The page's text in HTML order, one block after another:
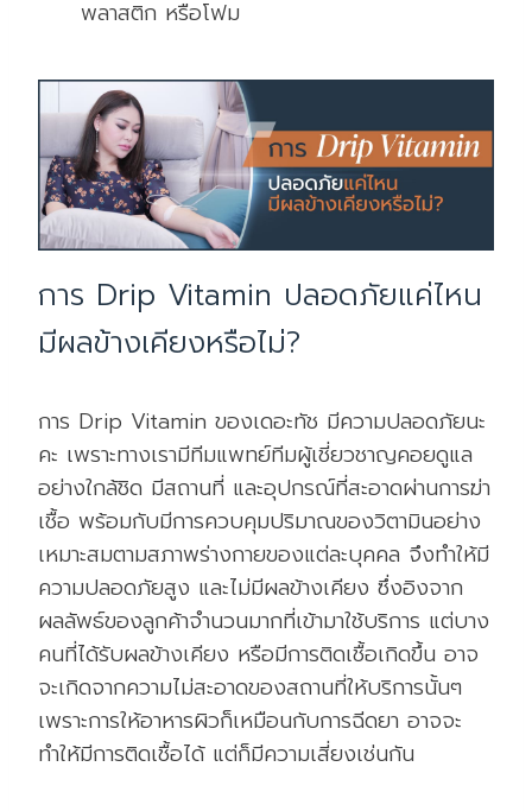
พลาสติก หรือโฟม
การ Drip Vitamin ปลอดภัยแค่ไหน
มีผลข้างเคียงหรือไม่?
การ Drip Vitamin ของเดอะทัช มีความปลอดภัยนะ
คะ เพราะทางเรามีทีมแพทย์ทีมผู้เชี่ยวชาญคอยดูแล
อย่างใกล้ชิด มีสถานที่ และอุปกรณ์ที่สะอาดผ่านการฆ่า
เชื้อ พร้อมกับมีการควบคุมปริมาณของวิตามินอย่าง
เหมาะสมตามสภาพร่างกายของแต่ละบุคคล จึงทำให้มี
ความปลอดภัยสูง และไม่มีผลข้างเคียง ซึ่งอิงจาก
ผลลัพธ์ของลูกค้าจำนวนมากที่เข้ามาใช้บริการ แต่บาง
คนที่ได้รับผลข้างเคียง หรือมีการติดเชื้อเกิดขึ้น อาจ
จะเกิดจากความไม่สะอาดของสถานที่ให้บริการนั้นๆ
เพราะการให้อาหารผิวก็เหมือนกับการฉีดยา อาจจะ
ทำให้มีการติดเชื้อได้ แต่ก็มีความเสี่ยงเช่นกัน